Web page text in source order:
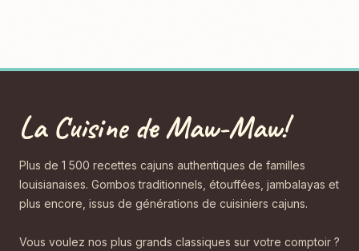
La Cuisine de Maw-Maw!
Plus de 1 500 recettes cajuns authentiques de familles
louisianaises. Gombos traditionnels, étouffées, jambalayas et
plus encore, issus de générations de cuisiniers cajuns.
Vous voulez nos plus grands classiques sur votre comptoir ?